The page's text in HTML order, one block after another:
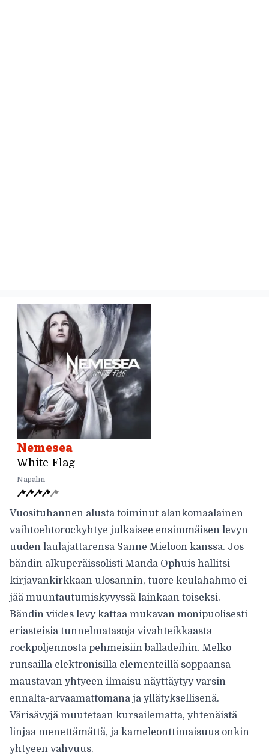
Nemesea
White Flag
Napalm
Vuosituhannen alusta toiminut alankomaalainen
vaihtoehtorockyhtye julkaisee ensimmäisen levyn
uuden laulajattarensa Sanne Mieloon kanssa. Jos
bändin alkuperäissolisti Manda Ophuis hallitsi
kirjavankirkkaan ulosannin, tuore keulahahmo ei
jää muuntautumiskyvyssä lainkaan toiseksi.
Bändin viides levy kattaa mukavan monipuolisesti
eriasteisia tunnelmatasoja vivahteikkaasta
rockpoljennosta pehmeisiin balladeihin. Melko
runsailla elektronisilla elementeillä soppaansa
maustavan yhtyeen ilmaisu näyttäytyy varsin
ennalta-arvaamattomana ja yllätyksellisenä.
Värisävyjä muutetaan kursailematta, yhtenäistä
linjaa menettämättä, ja kameleonttimaisuus onkin
yhtyeen vahvuus.